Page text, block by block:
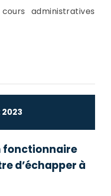
administratives
fonctionnaire
d’échapper à